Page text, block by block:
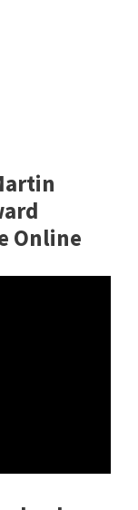
Online